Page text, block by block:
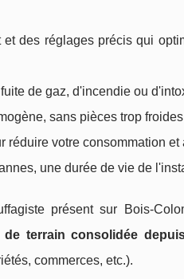
et des réglages précis qui
de gaz, d'incendie ou
sans pièces trop
réduire votre consommation
une durée de vie de
présent sur Bois-
de terrain consolidée
commerces, etc.).